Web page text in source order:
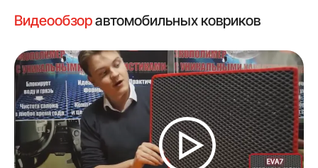
Видеообзоравтомобильных ковриков